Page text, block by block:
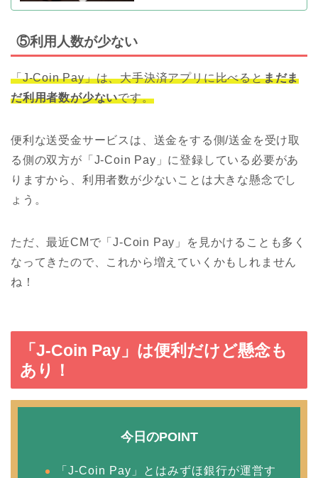
⑤利用人数が少ない
「J-Coin Pay」は、大手決済アプリに比べるとまだま
だ利用者数が少ないです。
便利な送受金サービスは、送金をする側/送金を受け取
る側の双方が「J-Coin Pay」に登録している必要があ
りますから、利用者数が少ないことは大きな懸念でし
ょう。
ただ、最近CMで「J-Coin Pay」を見かけることも多く
なってきたので、これから増えていくかもしれません
ね！
「J-Coin Pay」は便利だけど懸念も
あり！
今日のPOINT
「J-Coin Pay」とはみずほ銀行が運営す